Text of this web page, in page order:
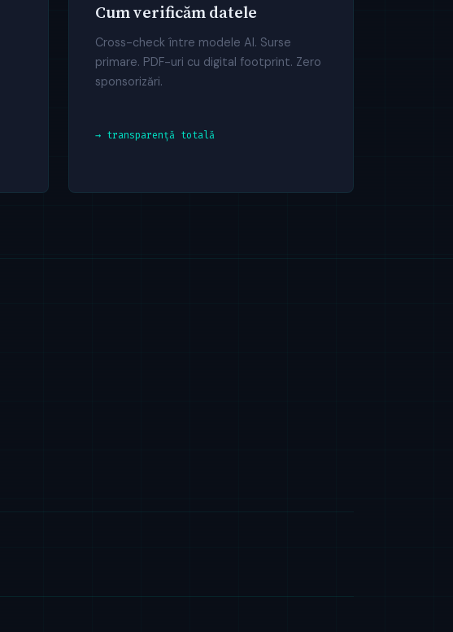
Cum verificăm datele
Cross-check între modele AI. Surse
primare. PDF-uri cu digital footprint. Zero
sponsorizări.
→ transparență totală